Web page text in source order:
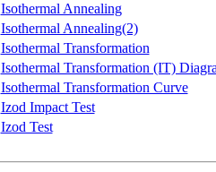
Isothermal Annealing
Isothermal Annealing(2)
Isothermal Transformation
Isothermal Transformation (IT)
Isothermal Transformation Curve
Izod Impact Test
Izod Test